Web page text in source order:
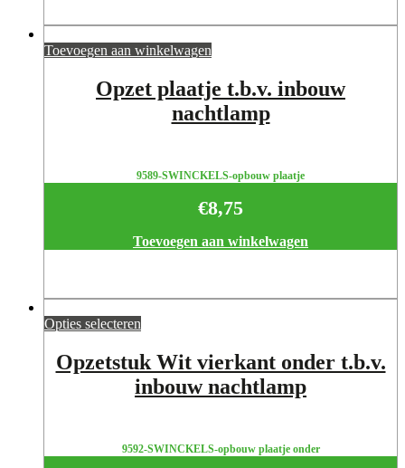
Toevoegen aan winkelwagen
Opzet plaatje t.b.v. inbouw
nachtlamp
9589-SWINCKELS-opbouw plaatje
€8,75
Toevoegen aan winkelwagen
Opties selecteren
Opzetstuk Wit vierkant onder t.b.v.
inbouw nachtlamp
9592-SWINCKELS-opbouw plaatje onder